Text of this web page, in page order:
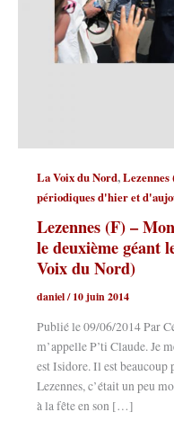
La Voix du Nord,Lezennes
périodiques d'hier et
Lezennes (F) –
le deuxième géant
Voix du Nord)
daniel/10 juin 2014
Publié le 09/06/2014 Par
m’appelle P’ti Claude. Je
est Isidore. Il est beaucoup
Lezennes, c’était un peu
à la fête en son […]